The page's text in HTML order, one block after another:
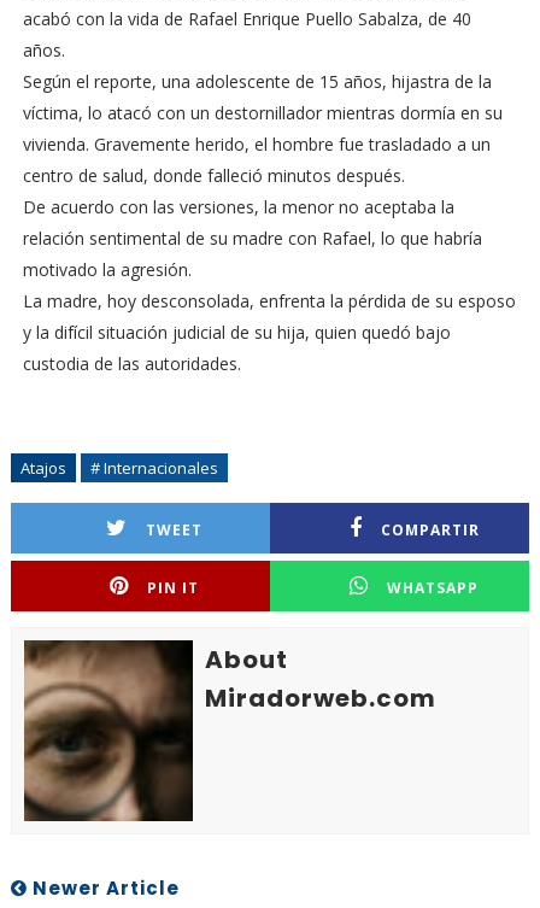
acabó con la vida de Rafael Enrique Puello Sabalza, de 40
años.
Según el reporte, una adolescente de 15 años, hijastra de la
víctima, lo atacó con un destornillador mientras dormía en su
vivienda. Gravemente herido, el hombre fue trasladado a un
centro de salud, donde falleció minutos después.
De acuerdo con las versiones, la menor no aceptaba la
relación sentimental de su madre con Rafael, lo que habría
motivado la agresión.
La madre, hoy desconsolada, enfrenta la pérdida de su esposo
y la difícil situación judicial de su hija, quien quedó bajo
custodia de las autoridades.
Atajos # Internacionales
TWEET COMPARTIR
PIN IT WHATSAPP
About
Miradorweb.com
Newer Article